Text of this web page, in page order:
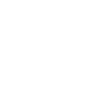
e outros